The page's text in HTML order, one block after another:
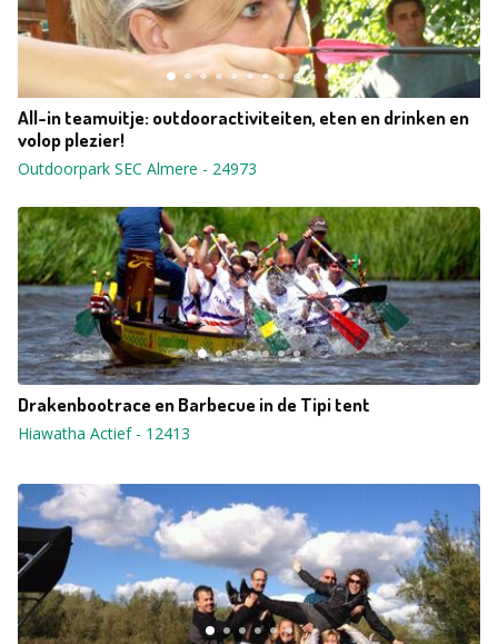
All-in teamuitje: outdooractiviteiten, eten en drinken en
volop plezier!
Outdoorpark SEC Almere - 24973
Drakenbootrace en Barbecue in de Tipi tent
Hiawatha Actief- 12413